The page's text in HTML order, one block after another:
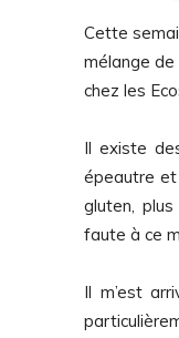
Cette
mélange
chez les
Il existe
épeautre et
gluten,
faute à ce
Il m’est